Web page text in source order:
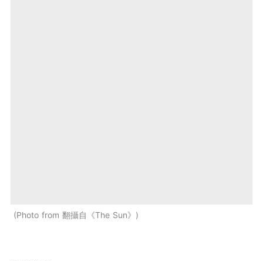
Photo from 翻攝自《The Sun》